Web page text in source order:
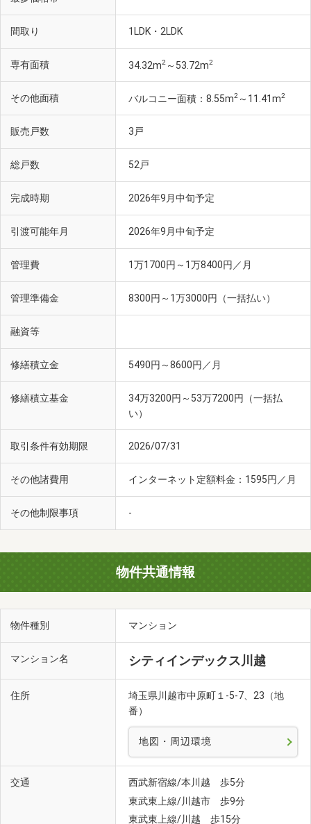
間取り 1LDK・2LDK
専有面積 34.32m2 ～53.72m2
その他面積 バルコニー面積：8.55m2 ～11.41m2
販売戸数 3戸
総戸数 52戸
完成時期 2026年9月中旬予定
引渡可能年月 2026年9月中旬予定
管理費 1万1700円～1万8400円／月
管理準備金 8300円～1万3000円（一括払い）
融資等
修繕積立金 5490円～8600円／月
修繕積立基金
34万3200円～53万7200円（一括払
い）
取引条件有効期限 2026/07/31
その他諸費用 インターネット定額料金：1595円／月
その他制限事項 -
物件共通情報
物件種別 マンション
マンション名 シティインデックス川越
住所
埼玉県川越市中原町１-5-7、23（地
番）
地図・周辺環境
交通
西武新宿線/本川越 歩5分
東武東上線/川越市 歩9分
東武東上線/川越 歩15分